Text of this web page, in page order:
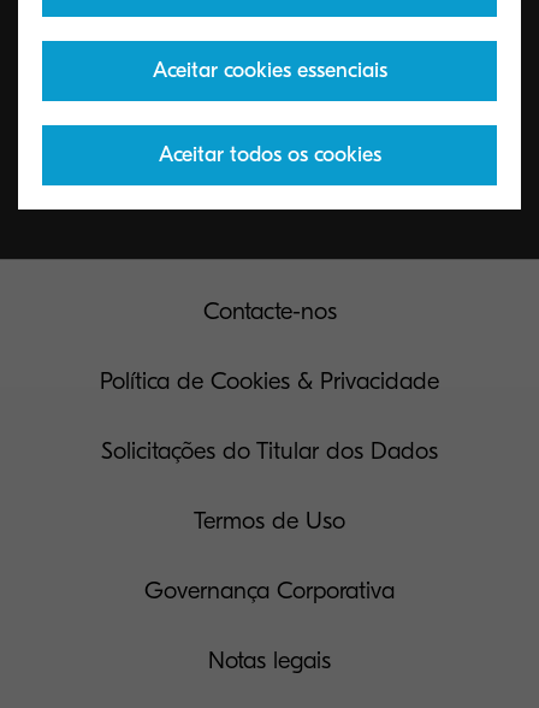
Contacte-nos
Política de Cookies & Privacidade
Solicitações do Titular dos Dados
Termos de Uso
Governança Corporativa
Notas legais
Aceitar cookies essenciais
Aceitar todos os cookies